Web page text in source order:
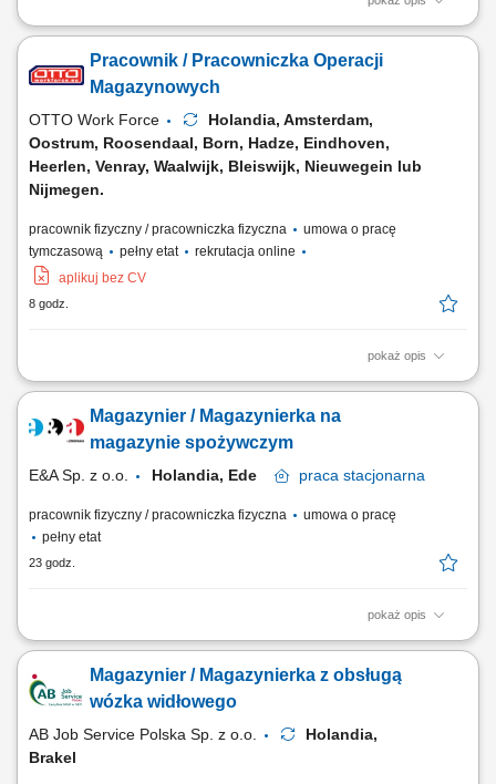
Nasz Klient to to nowoczesna firma logistyczna z siedzibą w Oosterhout
łańcuchem dostaw na terenie Europy. Firma koncentruje się na spedycji
i logistyce intermodalnej, łącząc transport drogowy z innymi formami
Pracownik / Pracowniczka Operacji
Magazynowych
OTTO Work Force
Holandia, Amsterdam,
Oostrum, Roosendaal, Born, Hadze, Eindhoven,
Heerlen, Venray, Waalwijk, Bleiswijk, Nieuwegein lub
Nijmegen.
pracownik fizyczny / pracowniczka fizyczna
umowa o pracę
tymczasową
pełny etat
rekrutacja online
aplikuj bez CV
8 godz.
pokaż opis
Opis stanowiska: Kompletowanie zamówień przy wykorzystaniu
wysyłki oraz kontrola poprawności zamówień. Załadunek, rozładunek i
rozmieszczanie produktów w wyznaczonych strefach magazynu.
Magazynier / Magazynierka na
magazynie spożywczym
E&A Sp. z o.o. Holandia, Ede praca stacjonarna
pracownik fizyczny / pracowniczka fizyczna
umowa o pracę
pełny etat
23 godz.
pokaż opis
Zakres obowiązków: zbieranie zamówień za pomocą zestawu
odpowiedniego klienta; rozładunek i załadunek towaru; sortowanie i
kontrola jakości; Wymagania: doświadczenie w magazynach
Magazynier / Magazynierka z obsługą
wózka widłowego
AB Job Service Polska Sp. z o.o.
Holandia,
Brakel